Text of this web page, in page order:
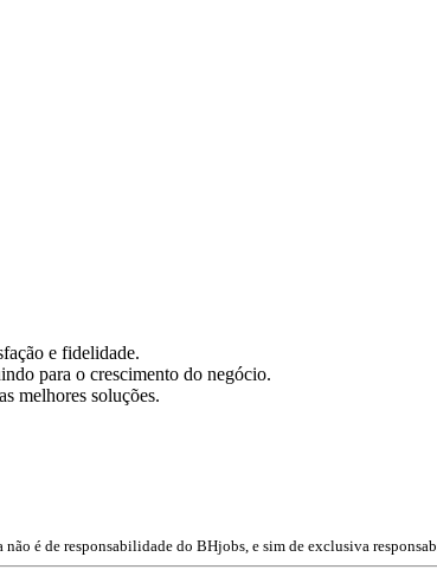
e fidelidade.
para o crescimento do negócio.
melhores soluções.
não é de responsabilidade do BHjobs, e sim de exclusiva